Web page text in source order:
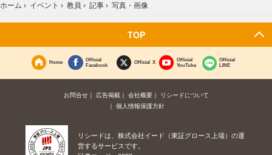
ホーム › イベント › 教員 › 記事 › 写真・画像
TOP
Home
Official
Facebook
Official X
Official
YouTube
Official
LINE
お問合せ 広告掲載 会社概要
リシードについて
個人情報保護方針
リシードは、株式会社イード（東証グロース上場）の運
営するサービスです。